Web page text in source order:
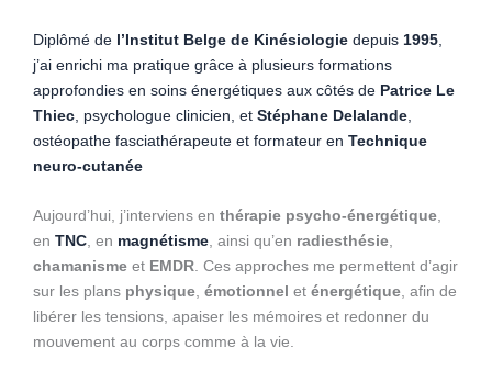
Diplômé de l’Institut Belge de Kinésiologie depuis 1995
j’ai enrichi ma pratique grâce à plusieurs formations
approfondies en soins énergétiques aux côtés de Patrice Le
Thiec , psychologue clinicien, et Stéphane Delalande
ostéopathe fasciathérapeute et formateur en Technique
neuro-cutanée
Aujourd’hui, j’interviens en thérapie psycho-énergétique
en TNC , en magnétisme , ainsi qu’en radiesthésie
chamanisme et EMDR . Ces approches me permettent d’agir
sur les plans physique émotionnel et énergétique , afin de
libérer les tensions, apaiser les mémoires et redonner du
mouvement au corps comme à la vie.